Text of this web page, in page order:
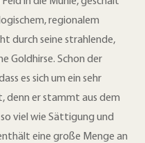
regionalem
durch seine strahlende,
Goldhirse. Schon der
es sich um ein sehr
denn er stammt aus dem
viel wie Sättigung und
eine große Menge an